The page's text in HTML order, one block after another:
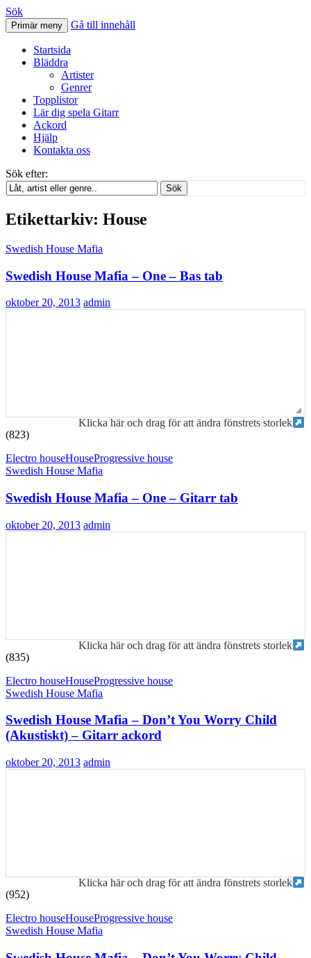
Svenskatabs.se
Sök
Primär meny Gå till innehåll
Startsida
Bläddra
Artister
Genrer
Topplistor
Lär dig spela Gitarr
Ackord
Hjälp
Kontakta oss
Sök efter:
Sök
Etikettarkiv: House
Swedish House Mafia
Swedish House Mafia – One – Bas tab
oktober 20, 2013 admin
Klicka här och drag för att ändra fönstrets storlek
(823)
Electro houseHouseProgressive house
Swedish House Mafia
Swedish House Mafia – One – Gitarr tab
oktober 20, 2013 admin
Klicka här och drag för att ändra fönstrets storlek
(835)
Electro houseHouseProgressive house
Swedish House Mafia
Swedish House Mafia – Don’t You Worry Child
(Akustiskt) – Gitarr ackord
oktober 20, 2013 admin
Klicka här och drag för att ändra fönstrets storlek
(952)
Electro houseHouseProgressive house
Swedish House Mafia